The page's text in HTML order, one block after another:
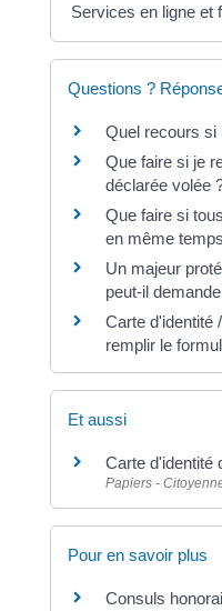
Services en ligne et
Questions ?
Quel recours si
Que faire si je
déclarée volée
Que faire si
en même
Un majeur
peut-il
Carte d'identité
remplir le
Et aussi
Carte d'identité
Papiers -
Pour en savoir plus
Consuls